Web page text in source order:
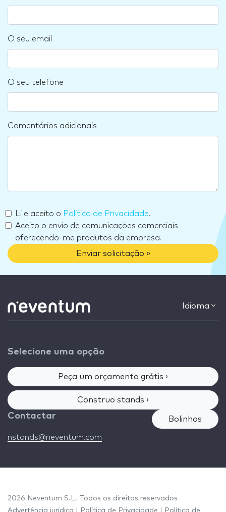
O seu email
O seu telefone
Comentários adicionais
Li e aceito o Política de Privacidade.
Aceito o envio de comunicações comerciais
oferecendo-me produtos da empresa.
Enviar solicitação »
Idioma
Selecione uma opção
Peça um orçamento grátis ›
Construo stands ›
Contactar
nstands@neventum.com
Bolinhos
2026 Neventum S.L. Todos os direitos reservados
Advertência jurídica
Política de Privacidade Política de